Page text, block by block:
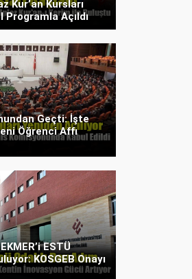
Kur’an Kursları
Programla Açıldı
Geçti: İşte
Öğrenci Affı
ESTÜ
KOSGEB Onayı